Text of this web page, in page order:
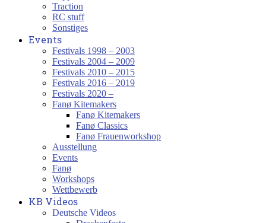
Traction
RC stuff
Sonstiges
Events
Festivals 1998 – 2003
Festivals 2004 – 2009
Festivals 2010 – 2015
Festivals 2016 – 2019
Festivals 2020 –
Fanø Kitemakers
Fanø Kitemakers
Fanø Classics
Fanø Frauenworkshop
Ausstellung
Events
Fanø
Workshops
Wettbewerb
KB Videos
Deutsche Videos